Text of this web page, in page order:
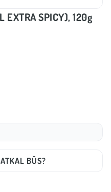
EXTRA SPICY), 120g
BŪS?